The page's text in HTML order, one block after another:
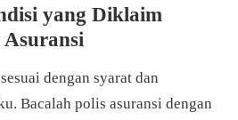
yang Diklaim
dengan syarat dan
Bacalah polis asuransi dengan